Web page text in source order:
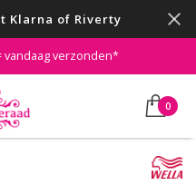
Klarna of Riverty
vandaag verzonden*
0